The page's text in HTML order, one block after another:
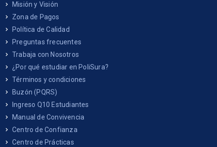
Misión y Visión
Zona de Pagos
Política de Calidad
Preguntas frecuentes
Trabaja con Nosotros
¿Por qué estudiar en PoliSura?
Términos y condiciones
Buzón (PQRS)
Ingreso Q10 Estudiantes
Manual de Convivencia
Centro de Confianza
Centro de Prácticas